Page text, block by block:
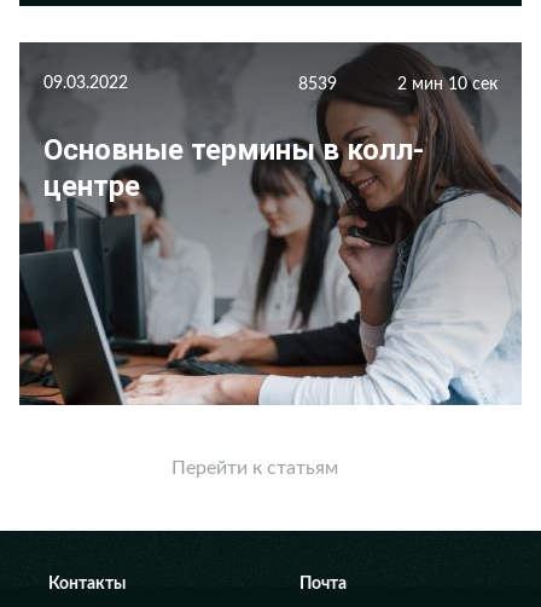
09.03.2022 8539 2 мин 10 сек
Основные термины в колл-
центре
Перейти к статьям
Контакты Почта